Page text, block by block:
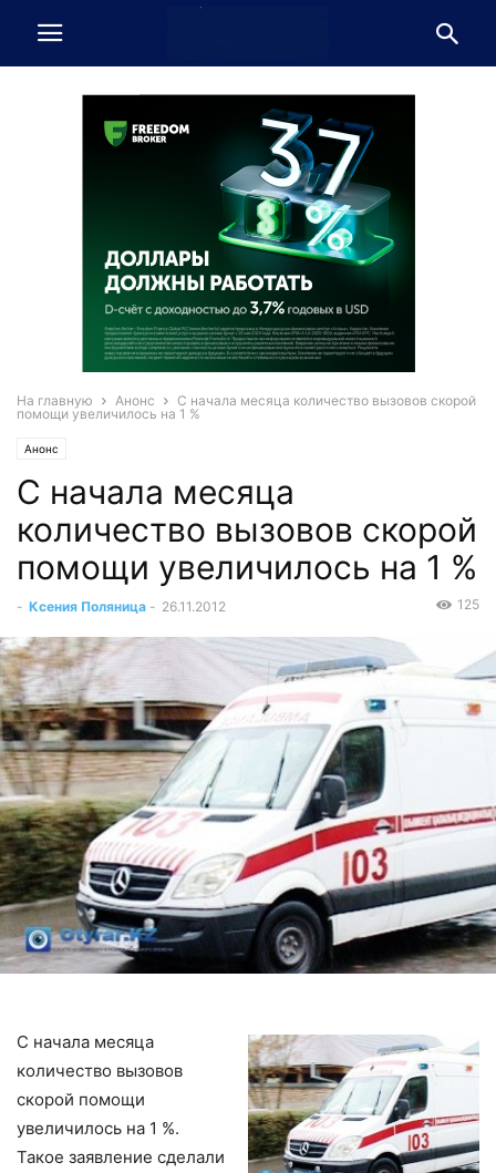
На главную Анонс
С начала месяца количество вызовов скорой
помощи увеличилось на 1 %
Анонс
С начала месяца
количество вызовов скорой
помощи увеличилось на 1 %
- Ксения Поляница - 26.11.2012 125
С начала месяца
количество вызовов
скорой помощи
увеличилось на 1 %.
Такое заявление сделали